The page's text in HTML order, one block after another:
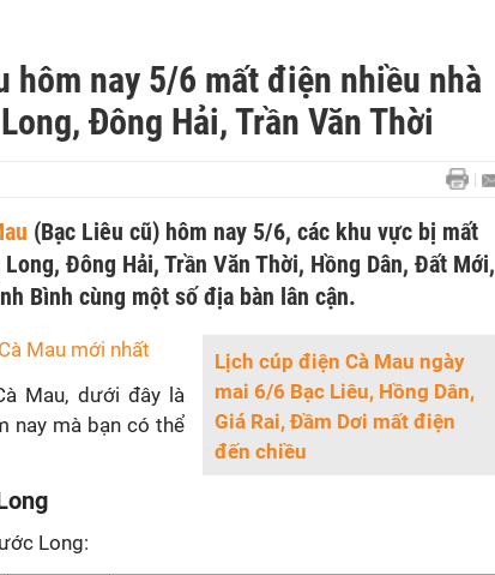
hôm nay 5/6 mất điện nhiều nhà
Đông Hải, Trần Văn Thời
(Bạc Liêu cũ) hôm nay 5/6, các khu vực bị mất
Đông Hải, Trần Văn Thời, Hồng Dân, Đất Mới,
Bình cùng một số địa bàn lân cận.
Lịch cúp điện Cà Mau ngày
mai 6/6 Bạc Liêu, Hồng Dân,
Giá Rai, Đầm Dơi mất điện
đến chiều
Mau mới nhất
Mau, dưới đây là
nay mà bạn có thể
Long: